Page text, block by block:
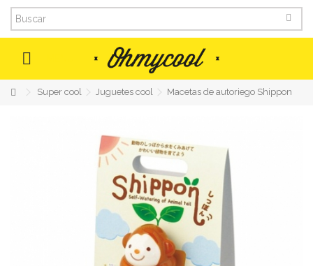
Super cool Juguetes cool Macetas de autoriego Shippon